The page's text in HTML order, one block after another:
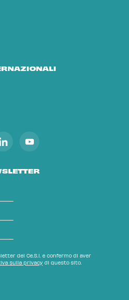
del Ce.S.I. e confermo di aver
sulla privacy di questo sito.